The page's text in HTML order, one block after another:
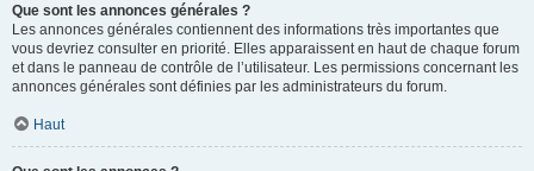
Que sont les annonces générales ?
Les annonces générales contiennent des informations très importantes que
vous devriez consulter en priorité. Elles apparaissent en haut de chaque forum
et dans le panneau de contrôle de l’utilisateur. Les permissions concernant les
annonces générales sont définies par les administrateurs du forum.
Haut